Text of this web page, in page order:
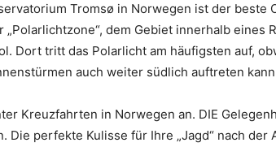
Tromsø in Norwegen ist der beste
dem Gebiet innerhalb eines
Dort tritt das Polarlicht am häufigsten auf,
auch weiter südlich auftreten
Kreuzfahrten in Norwegen an. DIE
perfekte Kulisse für Ihre „Jagd“ nach der